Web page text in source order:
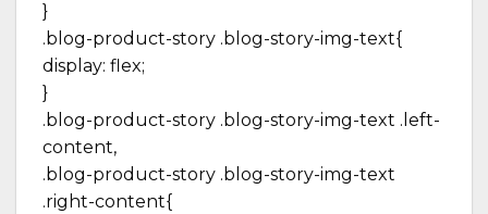
}
.blog-product-story .blog-story-img-text{
display: flex;
}
.blog-product-story .blog-story-img-text .left-
content,
.blog-product-story .blog-story-img-text
.right-content{